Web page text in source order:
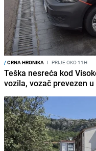
/CRNA HRONIKA I PRIJE OKO 11H
Teška nesreća kod
vozila, vozač prevezen